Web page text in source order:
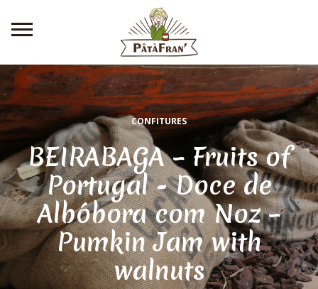
contenu
CONFITURES
BEIRABAGA – Fruits of
Portugal - Doce de
Albóbora com Noz –
Pumkin Jam with
walnuts